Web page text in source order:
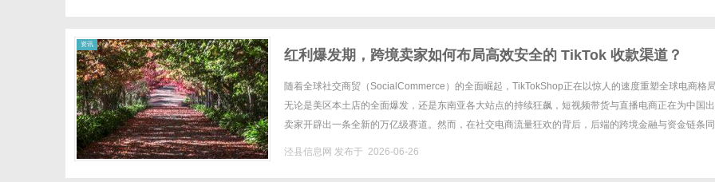
资讯
红利爆发期，跨境卖家如何布局高效安全的 TikTok 收款渠道？
随着全球社交商贸（SocialCommerce）的全面崛起，TikTokShop正在以惊人的速度重塑全球电商格局
无论是美区本土店的全面爆发，还是东南亚各大站点的持续狂飙，短视频带货与直播电商正在为中国
卖家开辟出一条全新的万亿级赛道。然而，在社交电商流量狂欢的背后，后端的跨境金融与资金链条
泾县信息网 发布于 2026-06-26